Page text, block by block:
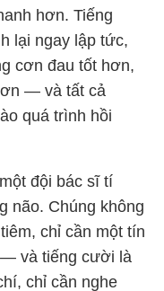
hơn. Tiếng
lại ngay lập tức,
cơn đau tốt hơn,
— và tất cả
quá trình hồi
đội bác sĩ tí
não. Chúng không
chỉ cần một tín
— và tiếng cười là
chỉ cần nghe